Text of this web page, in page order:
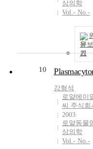
lesion were
evaluated.
Correlations
between the
involution and
were analyzed.
Results: The
age of patients
was 50 years
(range, 20 to
years), and
were 13 males
eight females.
상의학
Vol.- No.-
문보
기
10
강형석
로얄에이
씨 주식회
2003
로얄동물
상의학
Vol.- No.-